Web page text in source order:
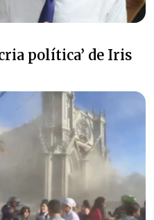
política’ de Iris